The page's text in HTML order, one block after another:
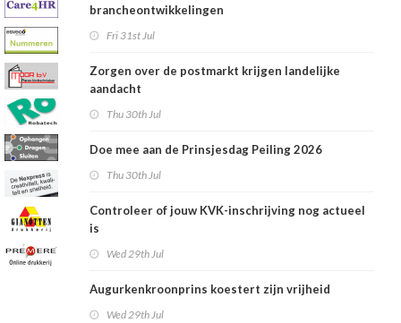
brancheontwikkelingen
Fri 31st Jul
Zorgen over de postmarkt krijgen landelijke
aandacht
Thu 30th Jul
Doe mee aan de Prinsjesdag Peiling 2026
Thu 30th Jul
Controleer of jouw KVK-inschrijving nog actueel
is
Wed 29th Jul
Augurkenkroonprins koestert zijn vrijheid
Wed 29th Jul